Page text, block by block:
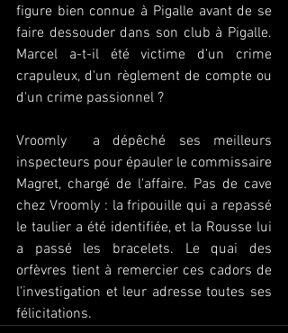
figure bien connue à Pigalle avant de se
faire dessouder dans son club à Pigalle.
Marcel a-t-il été victime d'un crime
crapuleux, d'un règlement de compte ou
d'un crime passionnel ?
Vroomly  a dépêché ses meilleurs
inspecteurs pour épauler le commissaire
Magret, chargé de l'affaire. Pas de cave
chez Vroomly : la fripouille qui a repassé
le taulier a été identifiée, et la Rousse lui
a passé les bracelets. Le quai des
orfèvres tient à remercier ces cadors de
l'investigation et leur adresse toutes ses
félicitations.